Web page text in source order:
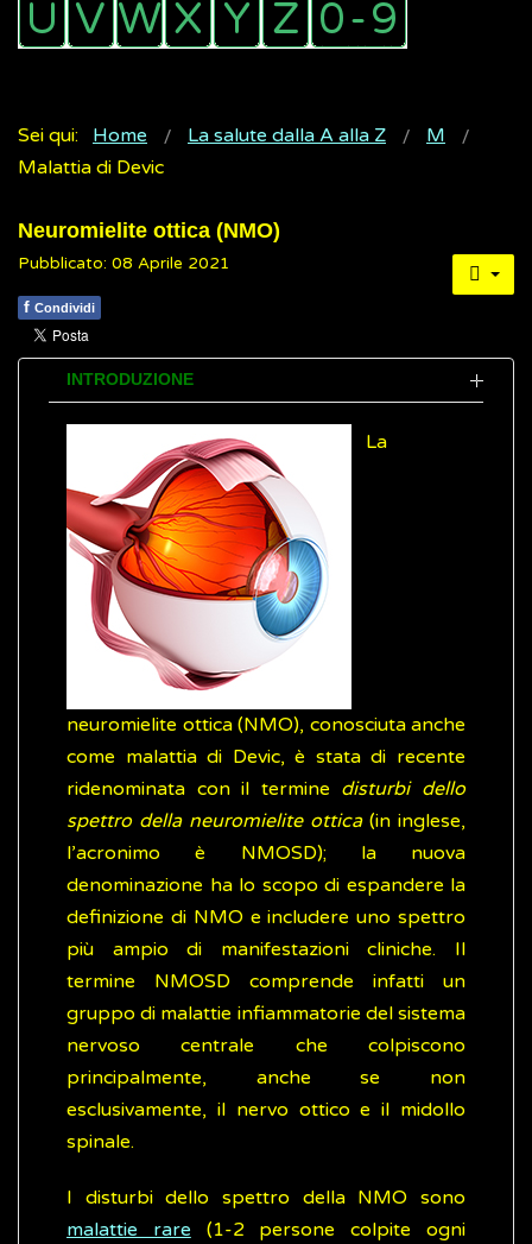
Sei qui: Home La salute dalla A alla Z
M
Malattia di Devic
Neuromielite ottica (NMO)
Pubblicato: 08 Aprile 2021
f Condividi
INTRODUZIONE
La
neuromielite ottica (NMO), conosciuta anche
come malattia di Devic, è stata di recente
ridenominata con il termine disturbi dello
spettro della neuromielite ottica(in inglese,
l’acronimo è NMOSD); la nuova
denominazione ha lo scopo di espandere la
definizione di NMO e includere uno spettro
più ampio di manifestazioni cliniche. Il
termine NMOSD comprende infatti un
gruppo di malattie infiammatorie del sistema
nervoso centrale che colpiscono
principalmente, anche se non
esclusivamente, il nervo ottico e il midollo
spinale.
I disturbi dello spettro della NMO sono
malattie rare (1-2 persone colpite ogni